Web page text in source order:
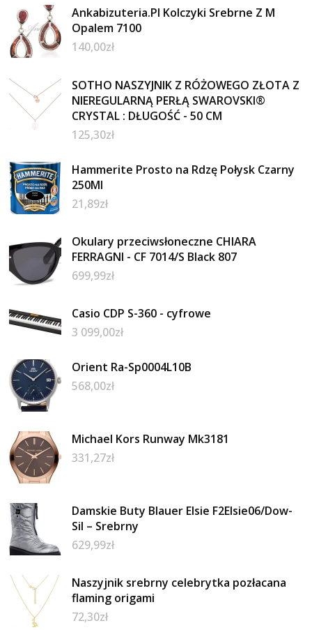
Ankabizuteria.Pl Kolczyki Srebrne Z M
Opalem 7100
140,00zł
SOTHO NASZYJNIK Z RÓŻOWEGO ZŁOTA Z
NIEREGULARNĄ PERŁĄ SWAROVSKI®
CRYSTAL : DŁUGOŚĆ - 50 CM
125,30zł
Hammerite Prosto na Rdzę Połysk Czarny
250Ml
21,89zł
Okulary przeciwsłoneczne CHIARA
FERRAGNI - CF 7014/S Black 807
699,99zł
Casio CDP S-360 - cyfrowe
3 099,00zł
Orient Ra-Sp0004L10B
568,00zł
Michael Kors Runway Mk3181
331,27zł
Damskie Buty Blauer Elsie F2Elsie06/Dow-
Sil – Srebrny
629,99zł
Naszyjnik srebrny celebrytka pozłacana
flaming origami
72,30zł